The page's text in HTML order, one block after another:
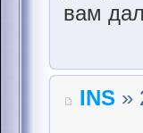
вам
INS »